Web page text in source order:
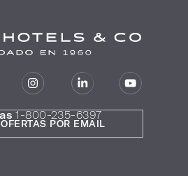
1-800-235-6397
POR EMAIL